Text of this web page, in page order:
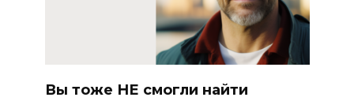
Вы тоже НЕ смогли найти